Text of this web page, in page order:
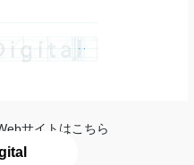
サイトはこちら